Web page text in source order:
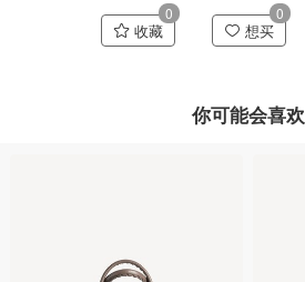
收藏
0
想买
0
你可能会喜欢